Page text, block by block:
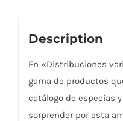
Description
En «Distribuciones
gama de productos
catálogo de especias
sorprender por esta